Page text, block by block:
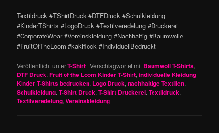
Textildruck #TShirtDruck #DTFDruck #Schulkleidung
#KinderTShirts #LogoDruck #Textilveredelung #Druckerei
#CorporateWear #Vereinskleidung #Nachhaltig #Baumwolle
#FruitOfTheLoom #kakiflock #IndividuellBedruckt
Veröffentlicht unterT-Shirt |Verschlagwortet mit Baumwoll T-Shirts,
DTF Druck,Fruit of the Loom Kinder T-Shirt,individuelle Kleidung,
Kinder T-Shirts bedrucken, Logo Druck,nachhaltige Textilien,
Schulkleidung,T-Shirt Druck,T-Shirt Druckerei,Textildruck,
Textilveredelung,Vereinskleidung